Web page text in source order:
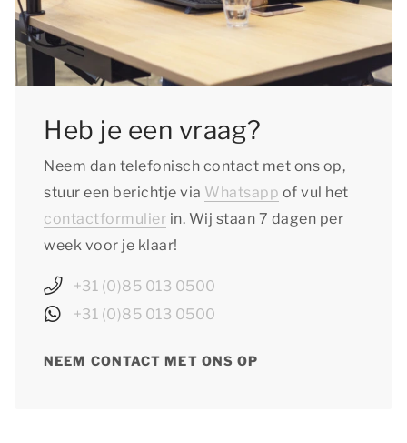
Heb je een vraag?
Neem dan telefonisch contact met ons op,
stuur een berichtje via Whatsapp of vul het
contactformulier in. Wij staan 7 dagen per
week voor je klaar!
+31 (0)85 013 0500
+31 (0)85 013 0500
NEEM CONTACT MET ONS OP